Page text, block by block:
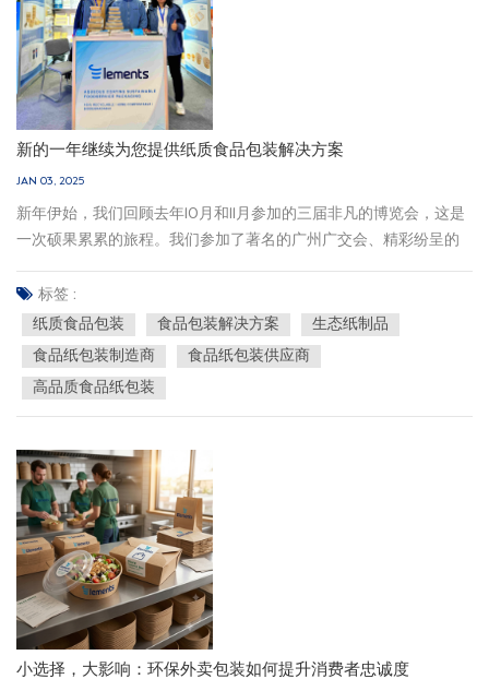
新的一年继续为您提供纸质食品包装解决方案
JAN 03, 2025
新年伊始，我们回顾去年10月和11月参加的三届非凡的博览会，这是
一次硕果累累的旅程。我们参加了著名的广州广交会、精彩纷呈的
展会。 我们坚信可持续发展和绿色环保实践的价值观，认识到我们
在培养与地球和谐共处方面不可或缺的作用。 我们致力于通过环保
食品包装解决方案创造更美丽的地球，这是我们成功的动力。 这些
即将举行的展览将成为我们推出更卓越的食品包装解决方案的平
台，专为满足您的需求而量身定制。 在一个充满可能性的世界里，
超越您的期望。 让我们一起踏上这段迷人的旅程，迈向创新和可持
续发展至上的未来，体现我们共同愿望的精髓。
标签 :
纸质食品包装 食品包装解决方案 生态纸制品
食品纸包装制造商 食品纸包装供应商
高品质食品纸包装
小选择，大影响：环保外卖包装如何提升消费者忠诚度